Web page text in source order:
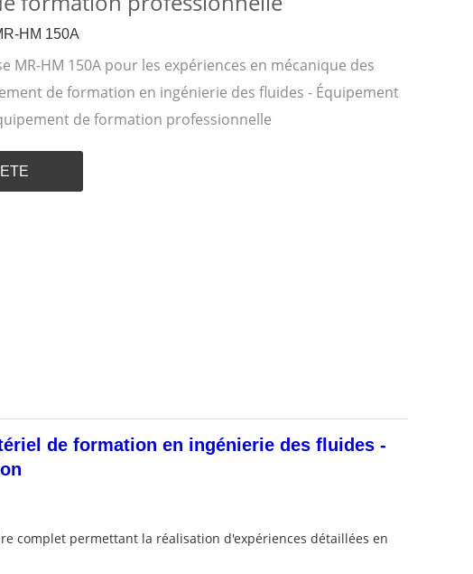
HM 150A
MR-HM 150A pour les expériences en mécanique des
de formation en ingénierie des fluides - Équipement
de formation professionnelle
de formation en ingénierie des fluides -
complet permettant la réalisation d'expériences détaillées en